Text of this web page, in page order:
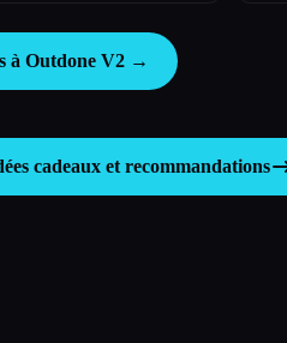
à Outdone V2 →
cadeaux et recommandations